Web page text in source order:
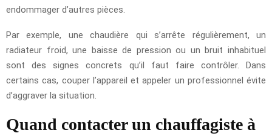
endommager d’autres pièces.
Par exemple, une chaudière qui s’arrête régulièrement, un
radiateur froid, une baisse de pression ou un bruit inhabituel
sont des signes concrets qu’il faut faire contrôler. Dans
certains cas, couper l’appareil et appeler un professionnel évite
d’aggraver la situation.
Quand contacter un chauffagiste à